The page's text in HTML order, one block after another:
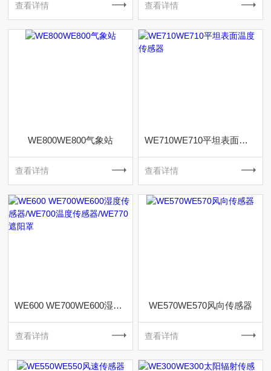
查看详情 查看详情
WE800WE800气象站
查看详情
WE710WE710平坦表面温度传感器
查看详情
WE600 WE700WE600湿度传感器/WE700温度传感器/WE770遮阳罩
查看详情
WE570WE570风向传感器
查看详情